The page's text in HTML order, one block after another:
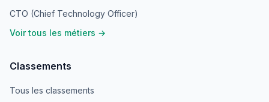
CTO (Chief Technology Officer)
Voir tous les métiers →
Classements
Tous les classements